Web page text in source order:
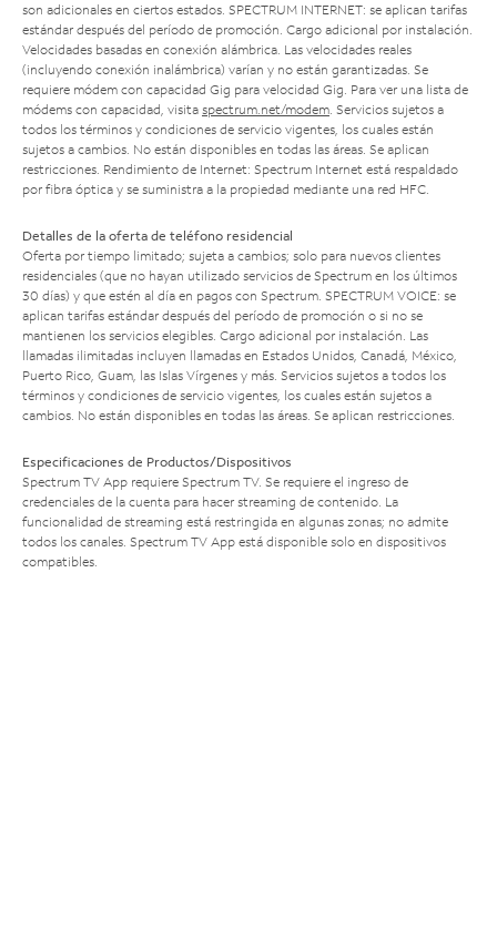
son adicionales en ciertos estados. SPECTRUM INTERNET: se aplican tarifas
estándar después del período de promoción. Cargo adicional por instalación.
Velocidades basadas en conexión alámbrica. Las velocidades reales
(incluyendo conexión inalámbrica) varían y no están garantizadas. Se
requiere módem con capacidad Gig para velocidad Gig. Para ver una lista de
módems con capacidad, visita spectrum.net/modem. Servicios sujetos a
todos los términos y condiciones de servicio vigentes, los cuales están
sujetos a cambios. No están disponibles en todas las áreas. Se aplican
restricciones. Rendimiento de Internet: Spectrum Internet está respaldado
por fibra óptica y se suministra a la propiedad mediante una red HFC.
Detalles de la oferta de teléfono residencial
Oferta por tiempo limitado; sujeta a cambios; solo para nuevos clientes
residenciales (que no hayan utilizado servicios de Spectrum en los últimos
30 días) y que estén al día en pagos con Spectrum. SPECTRUM VOICE: se
aplican tarifas estándar después del período de promoción o si no se
mantienen los servicios elegibles. Cargo adicional por instalación. Las
llamadas ilimitadas incluyen llamadas en Estados Unidos, Canadá, México,
Puerto Rico, Guam, las Islas Vírgenes y más. Servicios sujetos a todos los
términos y condiciones de servicio vigentes, los cuales están sujetos a
cambios. No están disponibles en todas las áreas. Se aplican restricciones.
Especificaciones de Productos/Dispositivos
Spectrum TV App requiere Spectrum TV. Se requiere el ingreso de
credenciales de la cuenta para hacer streaming de contenido. La
funcionalidad de streaming está restringida en algunas zonas; no admite
todos los canales. Spectrum TV App está disponible solo en dispositivos
compatibles.